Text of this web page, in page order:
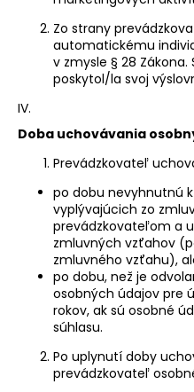
Zo strany
automatickému
v zmysle § 28
poskytol/la svoj
IV.
Doba uchovávania
Prevádzkovateľ
po dobu nevyhnutnú
vyplývajúcich zo
prevádzkovateľom a
zmluvných vzťahov
zmluvného vzťahu),
po dobu, než je
osobných údajov pre
rokov, ak sú osobné
súhlasu.
Po uplynutí doby
prevádzkovateľ